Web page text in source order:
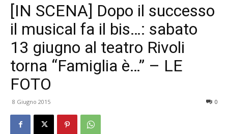
[IN SCENA] Dopo il successo
il musical fa il bis…: sabato
13 giugno al teatro Rivoli
torna “Famiglia è…” – LE
FOTO
8 Giugno 2015 0